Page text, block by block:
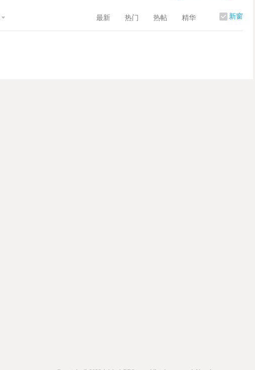
新窗
最新 热门 热帖 精华